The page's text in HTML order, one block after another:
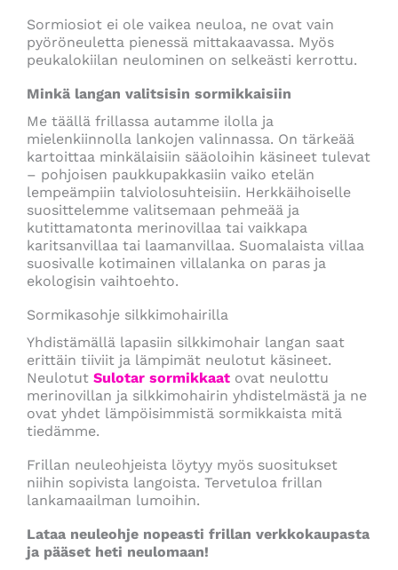
Sormiosiot ei ole vaikea neuloa, ne ovat vain
pyöröneuletta pienessä mittakaavassa. Myös
peukalokiilan neulominen on selkeästi kerrottu.
Minkä langan valitsisin sormikkaisiin
Me täällä frillassa autamme ilolla ja
mielenkiinnolla lankojen valinnassa. On tärkeää
kartoittaa minkälaisiin sääoloihin käsineet tulevat
– pohjoisen paukkupakkasiin vaiko etelän
lempeämpiin talviolosuhteisiin. Herkkäihoiselle
suosittelemme valitsemaan pehmeää ja
kutittamatonta merinovillaa tai vaikkapa
karitsanvillaa tai laamanvillaa. Suomalaista villaa
suosivalle kotimainen villalanka on paras ja
ekologisin vaihtoehto.
Sormikasohje silkkimohairilla
Yhdistämällä lapasiin silkkimohair langan saat
erittäin tiiviit ja lämpimät neulotut käsineet.
Neulotut Sulotar sormikkaat ovat neulottu
merinovillan ja silkkimohairin yhdistelmästä ja ne
ovat yhdet lämpöisimmistä sormikkaista mitä
tiedämme.
Frillan neuleohjeista löytyy myös suositukset
niihin sopivista langoista. Tervetuloa frillan
lankamaailman lumoihin.
Lataa neuleohje nopeasti frillan verkkokaupasta
ja pääset heti neulomaan!